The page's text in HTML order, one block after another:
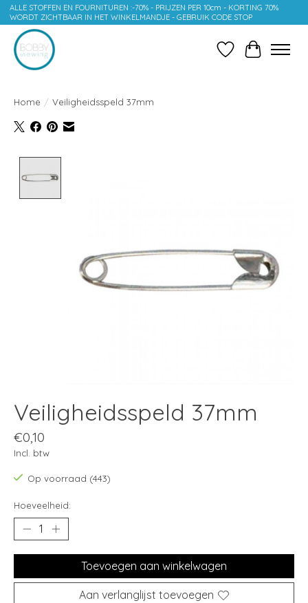
ALLE STOFFEN EN FOURNITUREN :-70% - PRIJZEN PER 10cm - KORTING 70%
WORDT ZICHTBAAR IN HET WINKELMANDJE - GEBRUIK CODE STOP
Verlanglijst
Home / Veiligheidsspeld 37mm
Veiligheidsspeld 37mm
€0,10
Incl. btw
Op voorraad (443)
Hoeveelheid:
Toevoegen aan winkelwagen
Aan verlanglijst toevoegen